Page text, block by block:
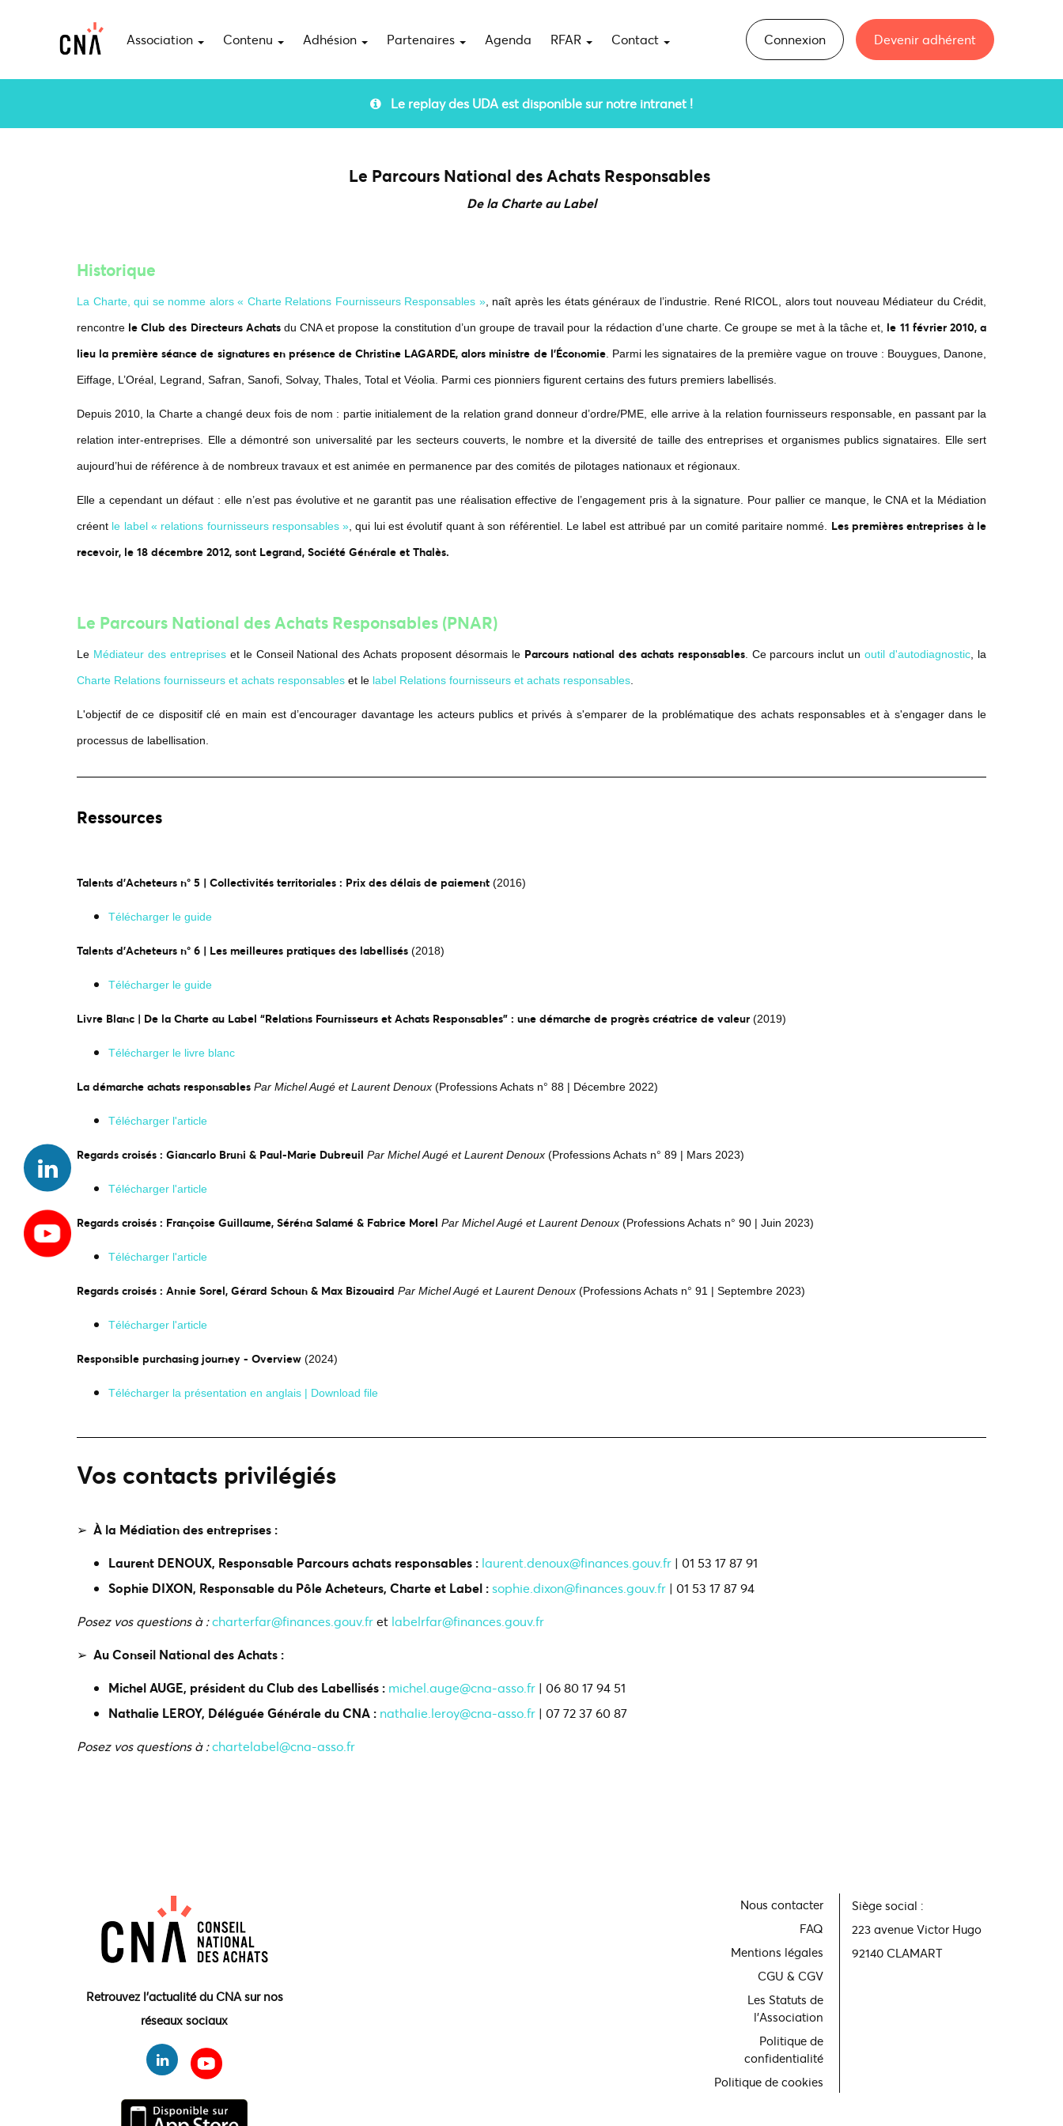
Association Contenu Adhésion Partenaires Agenda RFAR Contact Connexion Devenir adhérent
Le replay des UDA est disponible sur notre intranet !
Le Parcours National des Achats Responsables
De la Charte au Label
Historique
La Charte, qui se nomme alors « Charte Relations Fournisseurs Responsables », naît après les états généraux de l’industrie. René RICOL, alors tout nouveau Médiateur du Crédit,
rencontre le Club des Directeurs Achatsdu CNA et propose la constitution d’un groupe de travail pour la rédaction d’une charte. Ce groupe se met à la tâche et, le 11 février 2010, a
lieu la première séance de signatures en présence de Christine LAGARDE, alors ministre de l’Économie. Parmi les signataires de la première vague on trouve : Bouygues, Danone,
Eiffage, L’Oréal, Legrand, Safran, Sanofi, Solvay, Thales, Total et Véolia. Parmi ces pionniers figurent certains des futurs premiers labellisés.
Depuis 2010, la Charte a changé deux fois de nom : partie initialement de la relation grand donneur d’ordre/PME, elle arrive à la relation fournisseurs responsable, en passant par la
relation inter-entreprises. Elle a démontré son universalité par les secteurs couverts, le nombre et la diversité de taille des entreprises et organismes publics signataires. Elle sert
aujourd’hui de référence à de nombreux travaux et est animée en permanence par des comités de pilotages nationaux et régionaux.
Elle a cependant un défaut : elle n’est pas évolutive et ne garantit pas une réalisation effective de l’engagement pris à la signature. Pour pallier ce manque, le CNA et la Médiation
créent le label « relations fournisseurs responsables » , qui lui est évolutif quant à son référentiel. Le label est attribué par un comité paritaire nommé. Les premières entreprises à le
recevoir, le 18 décembre 2012, sont Legrand, Société Générale et Thalès.
Le Parcours National des Achats Responsables (PNAR)
Le Médiateur des entrepriseset le Conseil National des Achats proposent désormais le Parcours national des achats responsables. Ce parcours inclut unoutil d'autodiagnostic , la
Charte Relations fournisseurs et achats responsables et le label Relations fournisseurs et achats responsables
L'objectif de ce dispositif clé en main est d’encourager davantage les acteurs publics et privés à s'emparer de la problématique des achats responsables et à s'engager dans le
processus de labellisation.
Ressources
Talents d'Acheteurs n° 5 | Collectivités territoriales : Prix des délais de paiement (2016)
Télécharger le guide
Talents d'Acheteurs n° 6 | Les meilleures pratiques des labellisés (2018)
Télécharger le guide
Livre Blanc | De la Charte au Label “Relations Fournisseurs et Achats Responsables” : une démarche de progrès créatrice de valeur (2019)
Télécharger le livre blanc
La démarche achats responsables Par Michel Augé et Laurent Denoux (Professions Achats n° 88 | Décembre 2022)
Télécharger l'article
Regards croisés : Giancarlo Bruni & Paul-Marie Dubreuil Par Michel Augé et Laurent Denoux (Professions Achats n° 89 | Mars 2023)
Télécharger l'article
Regards croisés : Françoise Guillaume, Séréna Salamé & Fabrice Morel Par Michel Augé et Laurent Denoux (Professions Achats n° 90 | Juin 2023)
Télécharger l'article
Regards croisés : Annie Sorel, Gérard Schoun & Max Bizouaird Par Michel Augé et Laurent Denoux (Professions Achats n° 91 | Septembre 2023)
Télécharger l'article
Responsible purchasing journey - Overview (2024)
Télécharger la présentation en anglais | Download file
Vos contacts privilégiés
➢ À la Médiation des entreprises :
Laurent DENOUX, Responsable Parcours achats responsables : laurent.denoux@finances.gouv.fr | 01 53 17 87 91
Sophie DIXON, Responsable du Pôle Acheteurs, Charte et Label :sophie.dixon@finances.gouv.fr | 01 53 17 87 94
Posez vos questions à :charterfar@finances.gouv.fret labelrfar@finances.gouv.fr
➢ Au Conseil National des Achats :
Michel AUGE, président du Club des Labellisés : michel.auge@cna-asso.fr | 06 80 17 94 51
Nathalie LEROY, Déléguée Générale du CNA : nathalie.leroy@cna-asso.fr | 07 72 37 60 87
Posez vos questions à :chartelabel@cna-asso.fr
Retrouvez l'actualité du CNA sur nos
réseaux sociaux
Nous contacter
FAQ
Mentions légales
CGU & CGV
Les Statuts de
l'Association
Politique de
confidentialité
Politique de cookies
Siège social :
223 avenue Victor Hugo
92140 CLAMART